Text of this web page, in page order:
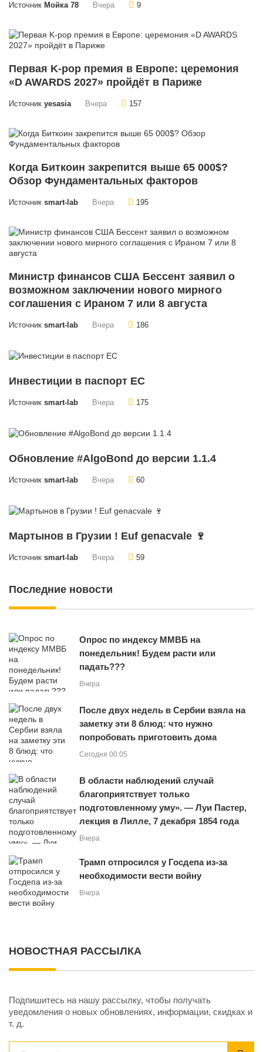
Источник Мойка 78 Вчера 9
Первая K-pop премия в Европе: церемония
«D AWARDS 2027» пройдёт в Париже
Источник yesasia Вчера 157
Когда Биткоин закрепится выше 65 000$?
Обзор Фундаментальных факторов
Источник smart-lab Вчера 195
Министр финансов США Бессент заявил о
возможном заключении нового мирного
соглашения с Ираном 7 или 8 августа
Источник smart-lab Вчера 186
Инвестиции в паспорт ЕС
Источник smart-lab Вчера 175
Обновление #AlgoBond до версии 1.1.4
Источник smart-lab Вчера 60
Мартынов в Грузии ! Euf genacvale 🍷
Источник smart-lab Вчера 59
Последние новости
Опрос по индексу ММВБ на
понедельник! Будем расти или
падать???
Вчера
После двух недель в Сербии взяла на
заметку эти 8 блюд: что нужно
попробовать приготовить дома
Сегодня 00:05
В области наблюдений случай
благоприятствует только
подготовленному уму». — Луи Пастер,
лекция в Лилле, 7 декабря 1854 года
Вчера
Трамп отпросился у Госдепа из-за
необходимости вести войну
Вчера
НОВОСТНАЯ РАССЫЛКА
Подпишитесь на нашу рассылку, чтобы получать
уведомления о новых обновлениях, информации, скидках и
т. д.